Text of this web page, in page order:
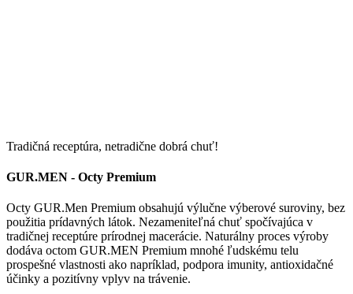
Tradičná receptúra, netradične dobrá chuť!
GUR.MEN - Octy Premium
Octy GUR.Men Premium obsahujú výlučne výberové suroviny, bez
použitia prídavných látok. Nezameniteľná chuť spočívajúca v
tradičnej receptúre prírodnej macerácie. Naturálny proces výroby
dodáva octom GUR.MEN Premium mnohé ľudskému telu
prospešné vlastnosti ako napríklad, podpora imunity, antioxidačné
účinky a pozitívny vplyv na trávenie.